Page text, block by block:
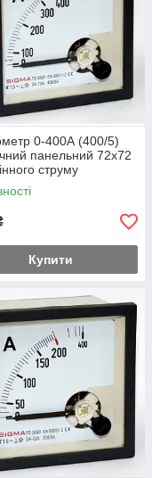
0-400А (400/5)
панельний 72х72
струму
Купити